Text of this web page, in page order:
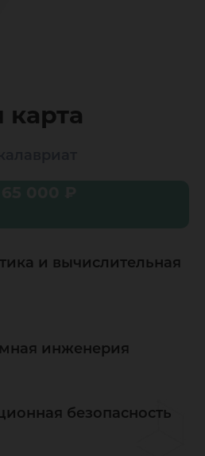
карта
и вычислительная
инженерия
безопасность